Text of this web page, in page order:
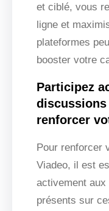
et ciblé, vous
ligne et
plateformes
booster votre
Participez
renforcer
Pour renforcer
Viadeo, il est
activement
présents sur